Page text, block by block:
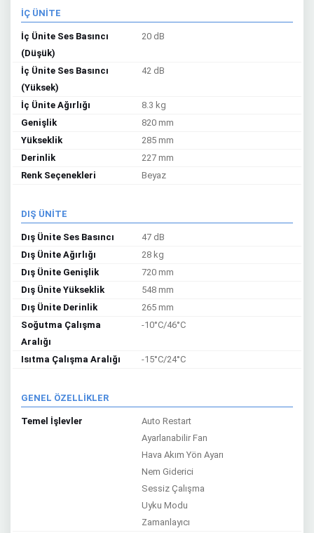
İÇ ÜNİTE
İç Ünite Ses Basıncı
(Düşük)
20 dB
İç Ünite Ses Basıncı
(Yüksek)
42 dB
İç Ünite Ağırlığı
8.3 kg
Genişlik
820 mm
Yükseklik
285 mm
Derinlik
227 mm
Renk Seçenekleri
Beyaz
DIŞ ÜNİTE
Dış Ünite Ses Basıncı
47 dB
Dış Ünite Ağırlığı
28 kg
Dış Ünite Genişlik
720 mm
Dış Ünite Yükseklik
548 mm
Dış Ünite Derinlik
265 mm
Soğutma Çalışma
Aralığı
-10°C/46°C
Isıtma Çalışma Aralığı -15°C/24°C
GENEL ÖZELLİKLER
Temel İşlevler
Auto Restart
Ayarlanabilir Fan
Hava Akım Yön Ayarı
Nem Giderici
Sessiz Çalışma
Uyku Modu
Zamanlayıcı